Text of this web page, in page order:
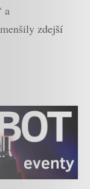
a
zdejší